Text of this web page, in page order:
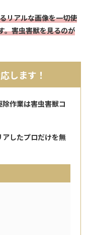
リアルな画像を一切使
。害虫害獣を見るのが
します！
作業は害虫害獣コ
アしたプロだけを無